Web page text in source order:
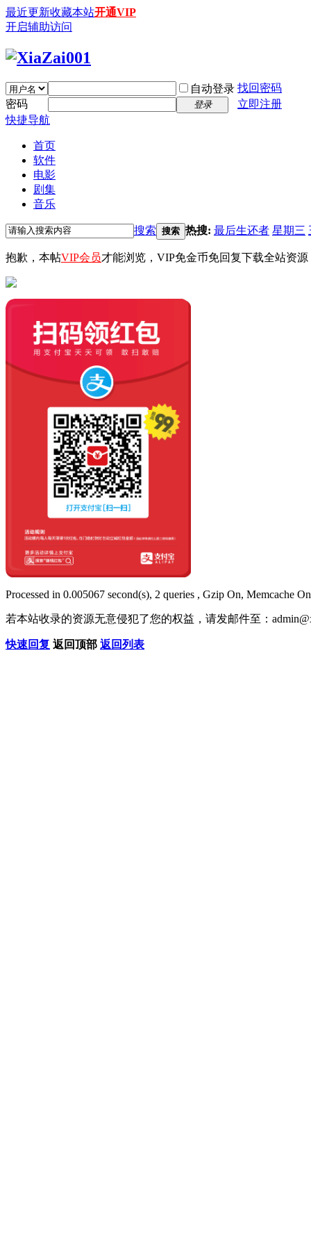
最近更新收藏本站开通VIP
开启辅助访问
自动登录 找回密码
密码
登录
立即注册
快捷导航
首页
软件
电影
剧集
音乐
搜索 搜索 热搜: 最后生还者 星期三
抱歉，本帖VIP会员才能浏览，VIP免金币免回复下载全站资源
Processed in 0.005067 second(s), 2 queries , Gzip On, Memcache
若本站收录的资源无意侵犯了您的权益，请发邮件至：
快速回复 返回顶部 返回列表